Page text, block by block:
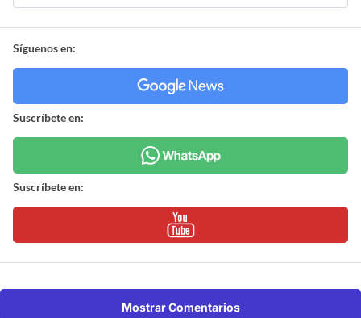
Síguenos en:
Suscríbete en:
Suscríbete en:
Mostrar Comentarios